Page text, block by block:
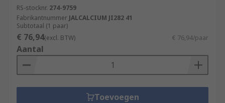
RS-stocknr. 274-9759
Fabrikantnummer JALCALCIUM JI282 41
Subtotaal (1 paar)
€ 76,94(excl. BTW) € 76,94/paar
Aantal
Toevoegen